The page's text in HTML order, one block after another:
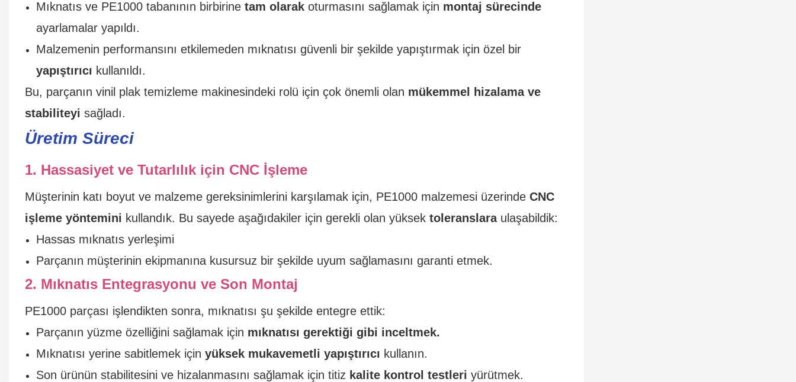
Mıknatıs ve PE1000 tabanının birbirinetam olarak oturmasını sağlamak için montaj sürecinde
ayarlamalar yapıldı.
Malzemenin performansını etkilemeden mıknatısı güvenli bir şekilde yapıştırmak için özel bir
yapıştırıcı kullanıldı.
Bu, parçanın vinil plak temizleme makinesindeki rolü için çok önemli olan mükemmel hizalama ve
stabiliteyi sağladı.
Üretim Süreci
1. Hassasiyet ve Tutarlılık için CNC İşleme
Müşterinin katı boyut ve malzeme gereksinimlerini karşılamak için, PE1000 malzemesi üzerinde CNC
işleme yöntemini kullandık. Bu sayede aşağıdakiler için gerekli olan yüksek toleranslaraulaşabildik:
Hassas mıknatıs yerleşimi
Parçanın müşterinin ekipmanına kusursuz bir şekilde uyum sağlamasını garanti etmek.
2. Mıknatıs Entegrasyonu ve Son Montaj
PE1000 parçası işlendikten sonra, mıknatısı şu şekilde entegre ettik:
Parçanın yüzme özelliğini sağlamak için mıknatısı gerektiği gibi inceltmek.
Mıknatısı yerine sabitlemek içinyüksek mukavemetli yapıştırıcı kullanın.
Son ürünün stabilitesini ve hizalanmasını sağlamak için titiz kalite kontrol testleri yürütmek.